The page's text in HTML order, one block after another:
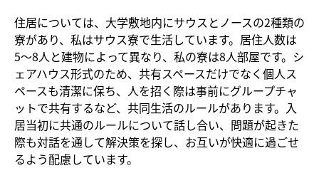
住居については、大学敷地内にサウスとノースの2種類の
寮があり、私はサウス寮で生活しています。居住人数は
5〜8人と建物によって異なり、私の寮は8人部屋です。シ
ェアハウス形式のため、共有スペースだけでなく個人ス
ペースも清潔に保ち、人を招く際は事前にグループチャ
ットで共有するなど、共同生活のルールがあります。入
居当初に共通のルールについて話し合い、問題が起きた
際も対話を通して解決策を探し、お互いが快適に過ごせ
るよう配慮しています。